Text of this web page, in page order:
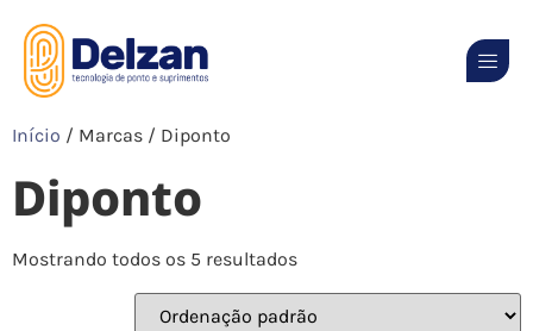
Início / Marcas / Diponto
Diponto
Mostrando todos os 5 resultados